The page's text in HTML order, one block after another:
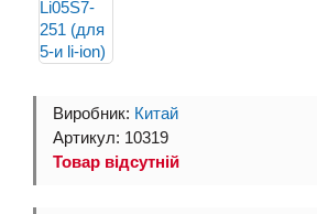
Виробник: Китай
Артикул: 10319
Товар відсутній